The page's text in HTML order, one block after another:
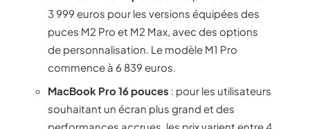
3 999 euros pour les versions équipées des
puces M2 Pro et M2 Max, avec des options
de personnalisation. Le modèle M1 Pro
commence à 6 839 euros.
MacBook Pro 16 pouces : pour les utilisateurs
souhaitant un écran plus grand et des
performances accrues, les prix varient entre 4